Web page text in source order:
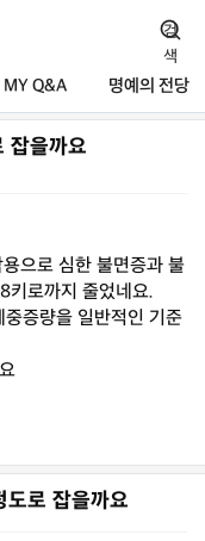
MY Q&A 명예의 전당
검
색
잡을까요
으로 심한 불면증과 불
키로까지 줄었네요.
증량을 일반적인 기준
도로 잡을까요